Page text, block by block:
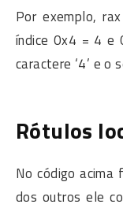
Por exemplo,
índice 0x4 = 4 e
caractere ‘4’ e o
Rótulos
No código
dos outros ele